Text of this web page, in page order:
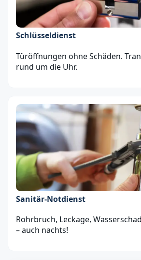
Schlüsseldienst
Türöffnungen ohne Schäden.
rund um die Uhr.
Sanitär‑Notdienst
Rohrbruch, Leckage,
– auch nachts!